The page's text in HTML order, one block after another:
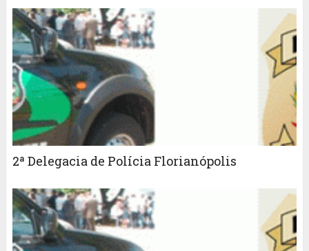
2ª Delegacia de Polícia Florianópolis